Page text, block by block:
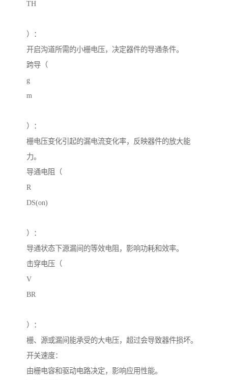
TH
）：
开启沟道所需的小栅电压，决定器件的导通条件。
跨导（
g
m
）：
栅电压变化引起的漏电流变化率，反映器件的放大能
力。
导通电阻（
R
DS(on)
）：
导通状态下源漏间的等效电阻，影响功耗和效率。
击穿电压（
V
BR
）：
栅、源或漏间能承受的大电压，超过会导致器件损坏。
开关速度：
由栅电容和驱动电路决定，影响应用性能。